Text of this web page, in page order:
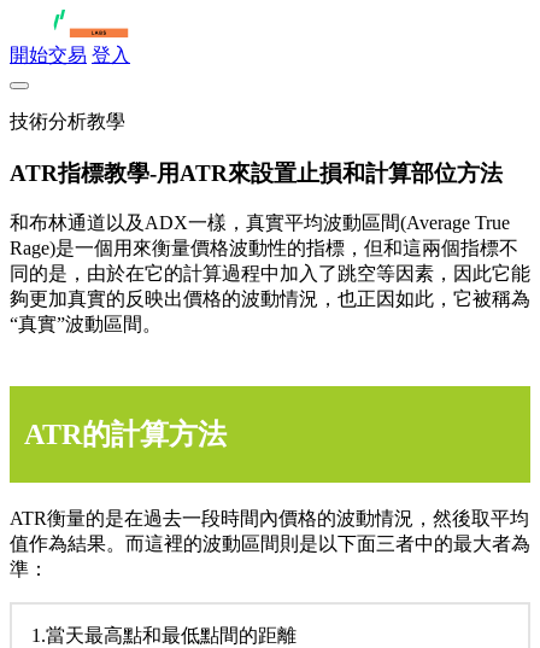
開始交易 登入
技術分析教學
ATR指標教學-用ATR來設置止損和計算部位方法
和布林通道以及ADX一樣，真實平均波動區間(Average True
Rage)是一個用來衡量價格波動性的指標，但和這兩個指標不
同的是，由於在它的計算過程中加入了跳空等因素，因此它能
夠更加真實的反映出價格的波動情況，也正因如此，它被稱為
“真實”波動區間。
ATR的計算方法
ATR衡量的是在過去一段時間內價格的波動情況，然後取平均
值作為結果。而這裡的波動區間則是以下面三者中的最大者為
準：
1.當天最高點和最低點間的距離